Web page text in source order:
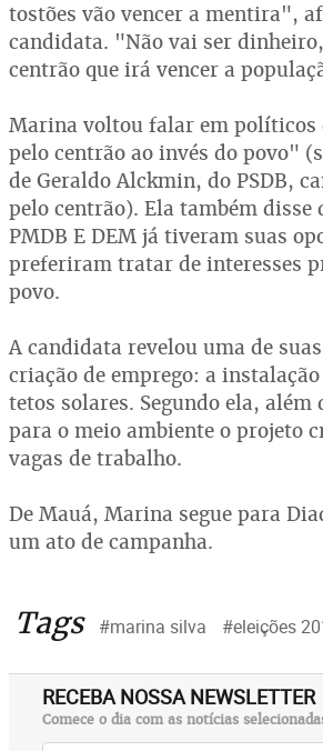
tostões vão vencer a mentira",
candidata. "Não vai ser
centrão que irá vencer a
Marina voltou falar em políticos
pelo centrão ao invés do povo"
de Geraldo Alckmin, do PSDB,
pelo centrão). Ela também disse
PMDB E DEM já tiveram suas
preferiram tratar de interesses
povo.
A candidata revelou uma de
criação de emprego: a
tetos solares. Segundo ela, além
para o meio ambiente o projeto
vagas de trabalho.
De Mauá, Marina segue para
um ato de campanha.
Tags #marina silva #eleições
RECEBA NOSSA NEWSLETTER
Comece o dia com as notícias